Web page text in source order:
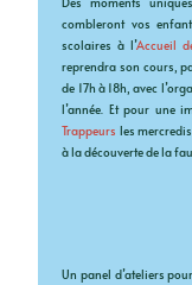
combleront vos
scolaires à l’Accueil
reprendra son cours,
de 17h à 18h, avec
l’année. Et pour une
Trappeurs les
à la découverte de la
Un panel d’ateliers